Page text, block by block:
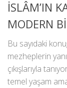
İSLÂM’IN
MODERN
Bu sayıdaki
mezheplerin
çıkışlarıyla
temel yaşam